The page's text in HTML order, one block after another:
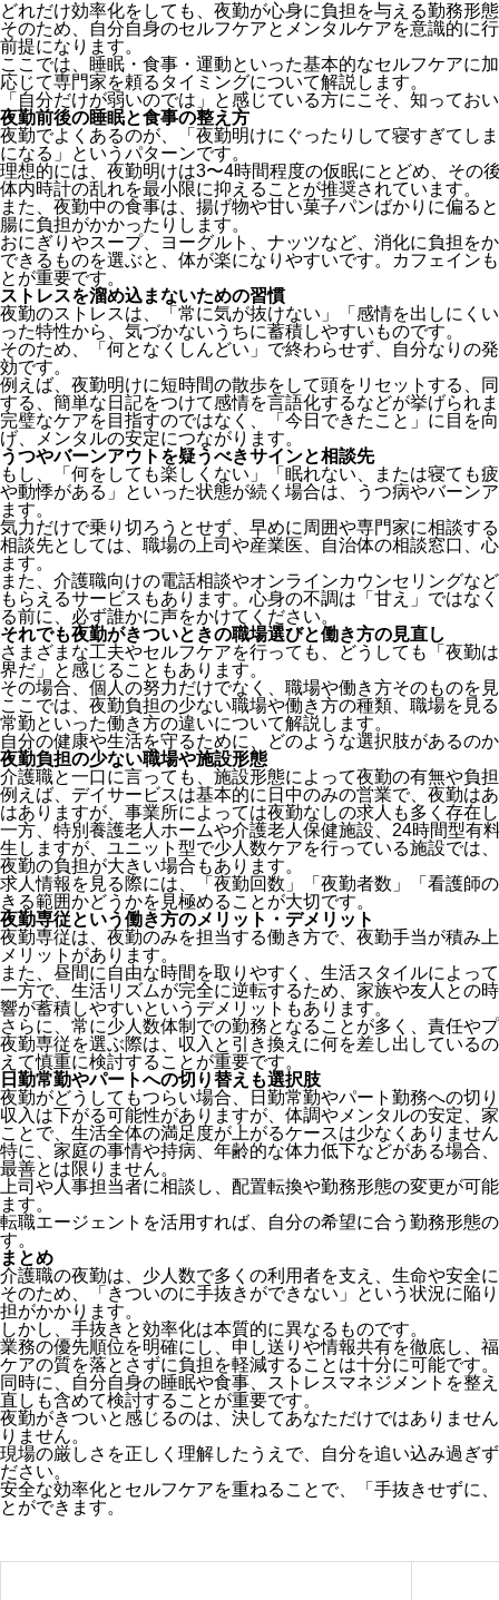
どれだけ効率化をしても、夜勤が心身に負担を与える勤務形
そのため、自分自身のセルフケアとメンタルケアを意識的に
前提になります。
ここでは、睡眠・食事・運動といった基本的なセルフケアに
応じて専門家を頼るタイミングについて解説します。
「自分だけが弱いのでは」と感じている方にこそ、知ってお
夜勤前後の睡眠と食事の整え方
夜勤でよくあるのが、「夜勤明けにぐったりして寝すぎてし
になる」というパターンです。
理想的には、夜勤明けは3〜4時間程度の仮眠にとどめ、その
体内時計の乱れを最小限に抑えることが推奨されています。
また、夜勤中の食事は、揚げ物や甘い菓子パンばかりに偏る
腸に負担がかかったりします。
おにぎりやスープ、ヨーグルト、ナッツなど、消化に負担を
できるものを選ぶと、体が楽になりやすいです。カフェイン
とが重要です。
ストレスを溜め込まないための習慣
夜勤のストレスは、「常に気が抜けない」「感情を出しにく
った特性から、気づかないうちに蓄積しやすいものです。
そのため、「何となくしんどい」で終わらせず、自分なりの
効です。
例えば、夜勤明けに短時間の散歩をして頭をリセットする、
する、簡単な日記をつけて感情を言語化するなどが挙げられ
完璧なケアを目指すのではなく、「今日できたこと」に目を
げ、メンタルの安定につながります。
うつやバーンアウトを疑うべきサインと相談先
もし、「何をしても楽しくない」「眠れない、または寝ても
や動悸がある」といった状態が続く場合は、うつ病やバーン
ます。
気力だけで乗り切ろうとせず、早めに周囲や専門家に相談す
相談先としては、職場の上司や産業医、自治体の相談窓口、
ます。
また、介護職向けの電話相談やオンラインカウンセリングな
もらえるサービスもあります。心身の不調は「甘え」ではな
る前に、必ず誰かに声をかけてください。
それでも夜勤がきついときの職場選びと働き方の見直し
さまざまな工夫やセルフケアを行っても、どうしても「夜勤
界だ」と感じることもあります。
その場合、個人の努力だけでなく、職場や働き方そのものを
ここでは、夜勤負担の少ない職場や働き方の種類、職場を見
常勤といった働き方の違いについて解説します。
自分の健康や生活を守るために、どのような選択肢があるの
夜勤負担の少ない職場や施設形態
介護職と一口に言っても、施設形態によって夜勤の有無や負
例えば、デイサービスは基本的に日中のみの営業で、夜勤は
はありますが、事業所によっては夜勤なしの求人も多く存在
一方、特別養護老人ホームや介護老人保健施設、24時間型有
生しますが、ユニット型で少人数ケアを行っている施設では
夜勤の負担が大きい場合もあります。
求人情報を見る際には、「夜勤回数」「夜勤者数」「看護師
きる範囲かどうかを見極めることが大切です。
夜勤専従という働き方のメリット・デメリット
夜勤専従は、夜勤のみを担当する働き方で、夜勤手当が積み
メリットがあります。
また、昼間に自由な時間を取りやすく、生活スタイルによっ
一方で、生活リズムが完全に逆転するため、家族や友人との
響が蓄積しやすいというデメリットもあります。
さらに、常に少人数体制での勤務となることが多く、責任や
夜勤専従を選ぶ際は、収入と引き換えに何を差し出している
えて慎重に検討することが重要です。
日勤常勤やパートへの切り替えも選択肢
夜勤がどうしてもつらい場合、日勤常勤やパート勤務への切
収入は下がる可能性がありますが、体調やメンタルの安定、
ことで、生活全体の満足度が上がるケースは少なくありませ
特に、家庭の事情や持病、年齢的な体力低下などがある場合
最善とは限りません。
上司や人事担当者に相談し、配置転換や勤務形態の変更が可
ます。
転職エージェントを活用すれば、自分の希望に合う勤務形態
す。
まとめ
介護職の夜勤は、少人数で多くの利用者を支え、生命や安全
そのため、「きついのに手抜きができない」という状況に陥
担がかかります。
しかし、手抜きと効率化は本質的に異なるものです。
業務の優先順位を明確にし、申し送りや情報共有を徹底し、
ケアの質を落とさずに負担を軽減することは十分に可能です。
同時に、自分自身の睡眠や食事、ストレスマネジメントを整
直しも含めて検討することが重要です。
夜勤がきついと感じるのは、決してあなただけではありませ
りません。
現場の厳しさを正しく理解したうえで、自分を追い込み過ぎ
ださい。
安全な効率化とセルフケアを重ねることで、「手抜きせずに
とができます。